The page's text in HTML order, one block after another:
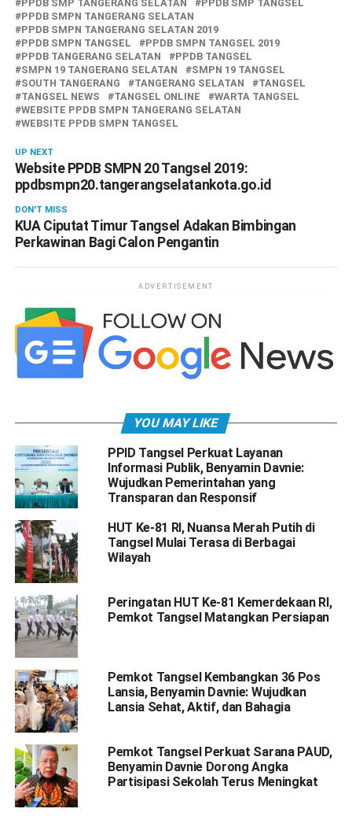
PPDB SMP TANGERANG SELATAN
PPDB SMP TANGSEL
PPDB SMPN TANGERANG SELATAN
PPDB SMPN TANGERANG SELATAN 2019
PPDB SMPN TANGSEL
PPDB SMPN TANGSEL 2019
PPDB TANGERANG SELATAN
PPDB TANGSEL
SMPN 19 TANGERANG SELATAN
SMPN 19 TANGSEL
SOUTH TANGERANG
TANGERANG SELATAN
TANGSEL
TANGSEL NEWS
TANGSEL ONLINE
WARTA TANGSEL
WEBSITE PPDB SMPN TANGERANG SELATAN
WEBSITE PPDB SMPN TANGSEL
UP NEXT
Website PPDB SMPN 20 Tangsel 2019:
ppdbsmpn20.tangerangselatankota.go.id
DON'T MISS
KUA Ciputat Timur Tangsel Adakan Bimbingan
Perkawinan Bagi Calon Pengantin
ADVERTISEMENT
YOU MAY LIKE
PPID Tangsel Perkuat Layanan
Informasi Publik, Benyamin Davnie:
Wujudkan Pemerintahan yang
Transparan dan Responsif
HUT Ke-81 RI, Nuansa Merah Putih di
Tangsel Mulai Terasa di Berbagai
Wilayah
Peringatan HUT Ke-81 Kemerdekaan RI,
Pemkot Tangsel Matangkan Persiapan
Pemkot Tangsel Kembangkan 36 Pos
Lansia, Benyamin Davnie: Wujudkan
Lansia Sehat, Aktif, dan Bahagia
Pemkot Tangsel Perkuat Sarana PAUD,
Benyamin Davnie Dorong Angka
Partisipasi Sekolah Terus Meningkat